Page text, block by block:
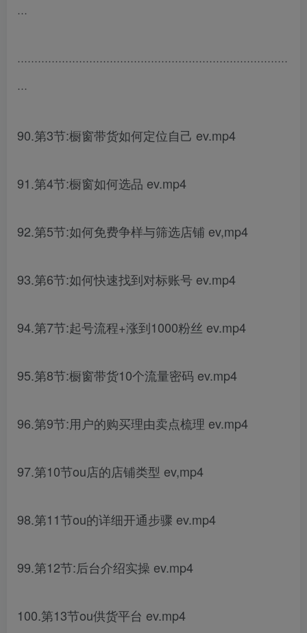
···
···············································································
···
90.第3节:橱窗带货如何定位自己 ev.mp4
91.第4节:橱窗如何选品 ev.mp4
92.第5节:如何免费争样与筛选店铺 ev,mp4
93.第6节:如何快速找到对标账号 ev.mp4
94.第7节:起号流程+涨到1000粉丝 ev.mp4
95.第8节:橱窗带货10个流量密码 ev.mp4
96.第9节:用户的购买理由卖点梳理 ev.mp4
97.第10节ou店的店铺类型 ev,mp4
98.第11节ou的详细开通步骤 ev.mp4
99.第12节:后台介绍实操 ev.mp4
100.第13节ou供货平台 ev.mp4